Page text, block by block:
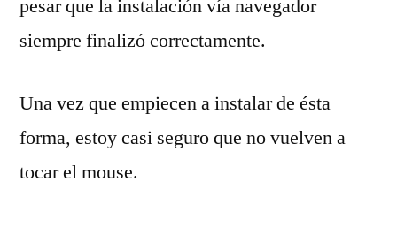
pesar que la instalación vía navegador
siempre finalizó correctamente.
Una vez que empiecen a instalar de ésta
forma, estoy casi seguro que no vuelven a
tocar el mouse.